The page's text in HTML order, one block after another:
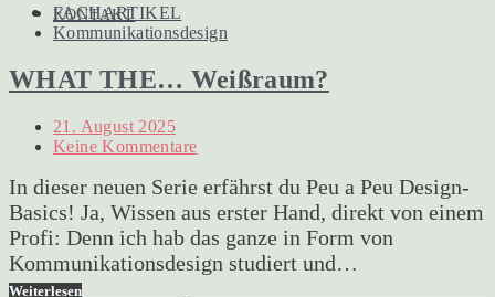
KONTAKT
FACHARTIKEL
Kommunikationsdesign
WHAT THE… Weißraum?
21. August 2025
Keine Kommentare
In dieser neuen Serie erfährst du Peu a Peu Design-
Basics! Ja, Wissen aus erster Hand, direkt von einem
Profi: Denn ich hab das ganze in Form von
Kommunikationsdesign studiert und…
Weiterlesen